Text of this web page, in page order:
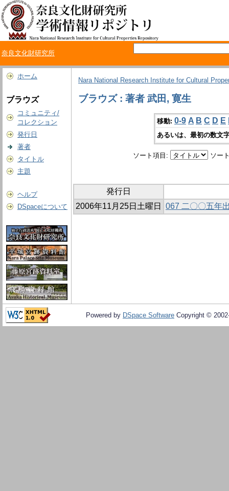
奈良文化財研究所
ホーム
ブラウズ
コミュニティ/
コレクション
発行日
著者
タイトル
主題
ヘルプ
DSpaceについて
Nara National Research Institute for Cultural
ブラウズ : 著者 武田, 寛生
移動: 0-9 A B C D E
あるいは、最初の数文
ソート項目: ソー
発行日
2006年11月25日土曜日
067 二〇〇五年
Powered by DSpace Software Copyright ©